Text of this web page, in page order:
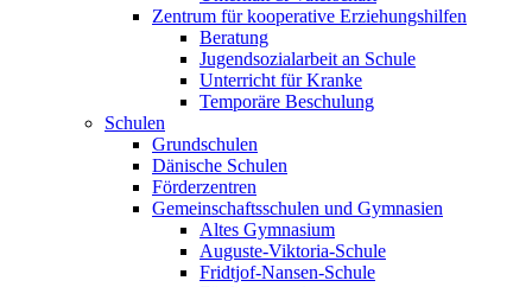
Zentrum für kooperative Erziehungshilfen
Beratung
Jugendsozialarbeit an Schule
Unterricht für Kranke
Temporäre Beschulung
Schulen
Grundschulen
Dänische Schulen
Förderzentren
Gemeinschaftsschulen und Gymnasien
Altes Gymnasium
Auguste-Viktoria-Schule
Fridtjof-Nansen-Schule